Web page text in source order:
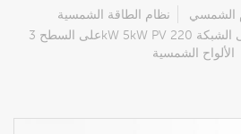
نظام الطاقة الشمسية
الشمسي
على السطح 3kW 5kW PV على الشبكة 220V 230V نظام طاقة
الألواح الشمسية